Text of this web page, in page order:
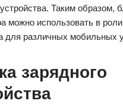
Таким образом,
можно использовать в роли
для различных мобильных
зарядного